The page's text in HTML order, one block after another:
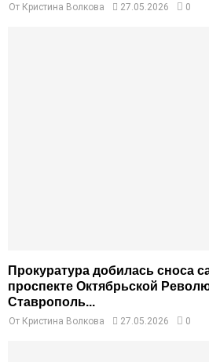
От Кристина Волкова 27.05.2026 0
Прокуратура добилась сноса
проспекте Октябрьской
Ставрополь...
От Кристина Волкова 27.05.2026 0